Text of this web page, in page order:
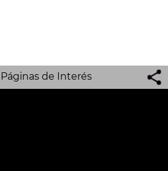
Páginas de Interés